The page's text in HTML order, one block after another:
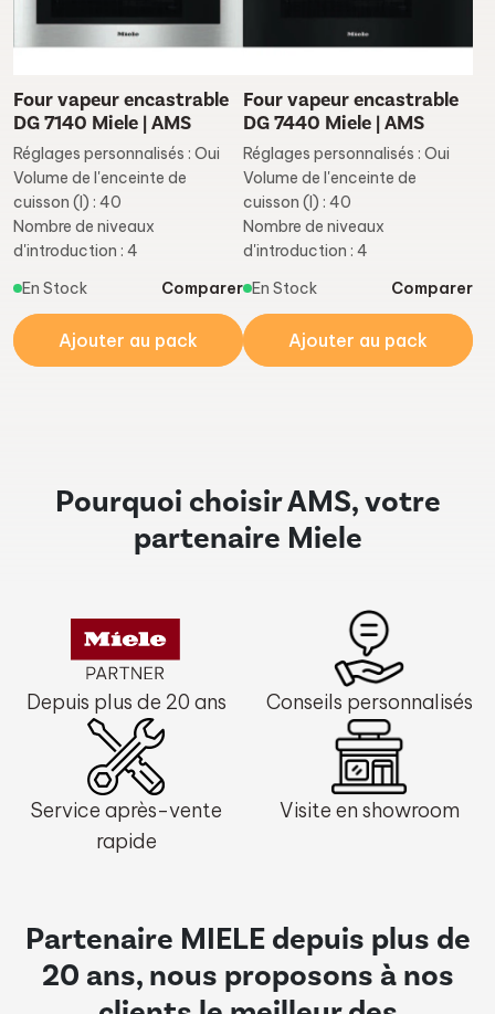
Four vapeur encastrable
DG 7140 Miele | AMS
Réglages personnalisés : Oui
Volume de l'enceinte de
cuisson (l) : 40
Nombre de niveaux
d'introduction : 4
En Stock
Comparer
Ajouter au pack
Four vapeur encastrable
DG 7440 Miele | AMS
Réglages personnalisés : Oui
Volume de l'enceinte de
cuisson (l) : 40
Nombre de niveaux
d'introduction : 4
En Stock
Comparer
Ajouter au pack
Pourquoi choisir AMS, votre
partenaire Miele
Depuis plus de 20 ans Conseils personnalisés
Service après-vente
rapide
Visite en showroom
Partenaire MIELE depuis plus de
20 ans, nous proposons à nos